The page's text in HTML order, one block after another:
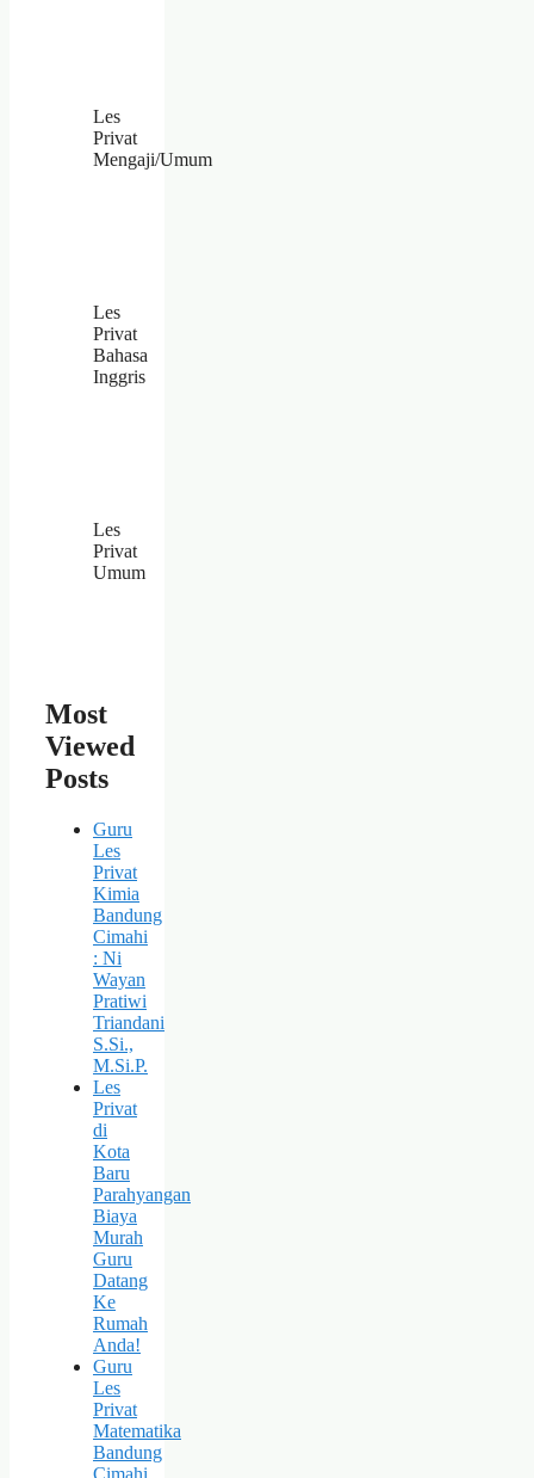
Les
Privat
Mengaji/Umum
Les
Privat
Bahasa
Inggris
Les
Privat
Umum
Most
Viewed
Posts
Guru
Les
Privat
Kimia
Bandung
Cimahi
: Ni
Wayan
Pratiwi
Triandani
S.Si.,
M.Si.P.
Les
Privat
di
Kota
Baru
Parahyangan
Biaya
Murah
Guru
Datang
Ke
Rumah
Anda!
Guru
Les
Privat
Matematika
Bandung
Cimahi